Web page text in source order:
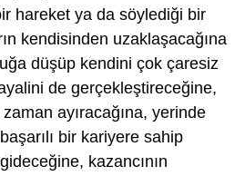
hareket ya da söylediği bir
kendisinden uzaklaşacağına
düşüp kendini çok çaresiz
de gerçekleştireceğine,
ayıracağına, yerinde
bir kariyere sahip
kazancının